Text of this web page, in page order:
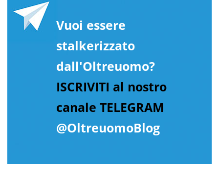
Vuoi essere
stalkerizzato
dall'Oltreuomo?
ISCRIVITI al nostro
canale TELEGRAM
@OltreuomoBlog